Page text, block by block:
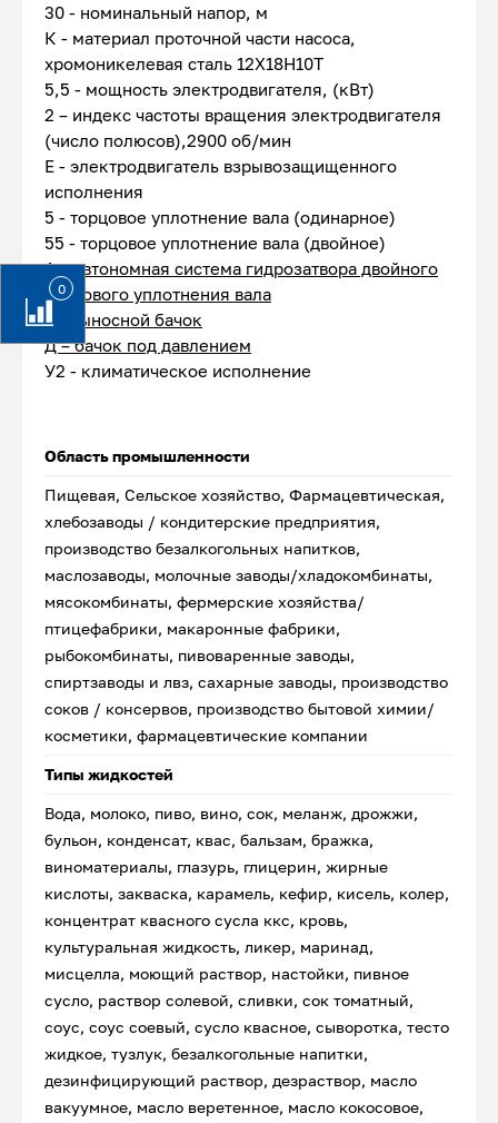
0
30 - номинальный напор, м
К - материал проточной части насоса,
хромоникелевая сталь 12Х18Н10Т
5,5 - мощность электродвигателя, (кВт)
2 – индекс частоты вращения электродвигателя
(число полюсов),2900 об/мин
Е - электродвигатель взрывозащищенного
исполнения
5 - торцовое уплотнение вала (одинарное)
55 - торцовое уплотнение вала (двойное)
А – автономная система гидрозатвора двойного
торцового уплотнения вала
1 – выносной бачок
Д – бачок под давлением
У2 - климатическое исполнение
Область промышленности
Пищевая, Сельское хозяйство, Фармацевтическая,
хлебозаводы / кондитерские предприятия,
производство безалкогольных напитков,
маслозаводы, молочные заводы/хладокомбинаты,
мясокомбинаты, фермерские хозяйства/
птицефабрики, макаронные фабрики,
рыбокомбинаты, пивоваренные заводы,
спиртзаводы и лвз, сахарные заводы, производство
соков / консервов, производство бытовой химии/
косметики, фармацевтические компании
Типы жидкостей
Вода, молоко, пиво, вино, сок, меланж, дрожжи,
бульон, конденсат, квас, бальзам, бражка,
виноматериалы, глазурь, глицерин, жирные
кислоты, закваска, карамель, кефир, кисель, колер,
концентрат квасного сусла ккс, кровь,
культуральная жидкость, ликер, маринад,
мисцелла, моющий раствор, настойки, пивное
сусло, раствор солевой, сливки, сок томатный,
соус, соус соевый, сусло квасное, сыворотка, тесто
жидкое, тузлук, безалкогольные напитки,
дезинфицирующий раствор, дезраствор, масло
вакуумное, масло веретенное, масло кокосовое,